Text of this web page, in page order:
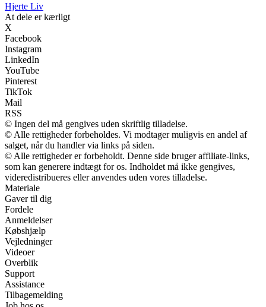
Hjerte Liv
At dele er kærligt
X
Facebook
Instagram
LinkedIn
YouTube
Pinterest
TikTok
Mail
RSS
© Ingen del må gengives uden skriftlig tilladelse.
© Alle rettigheder forbeholdes. Vi modtager muligvis en andel af
salget, når du handler via links på siden.
© Alle rettigheder er forbeholdt. Denne side bruger affiliate-links,
som kan generere indtægt for os. Indholdet må ikke gengives,
videredistribueres eller anvendes uden vores tilladelse.
Materiale
Gaver til dig
Fordele
Anmeldelser
Købshjælp
Vejledninger
Videoer
Overblik
Support
Assistance
Tilbagemelding